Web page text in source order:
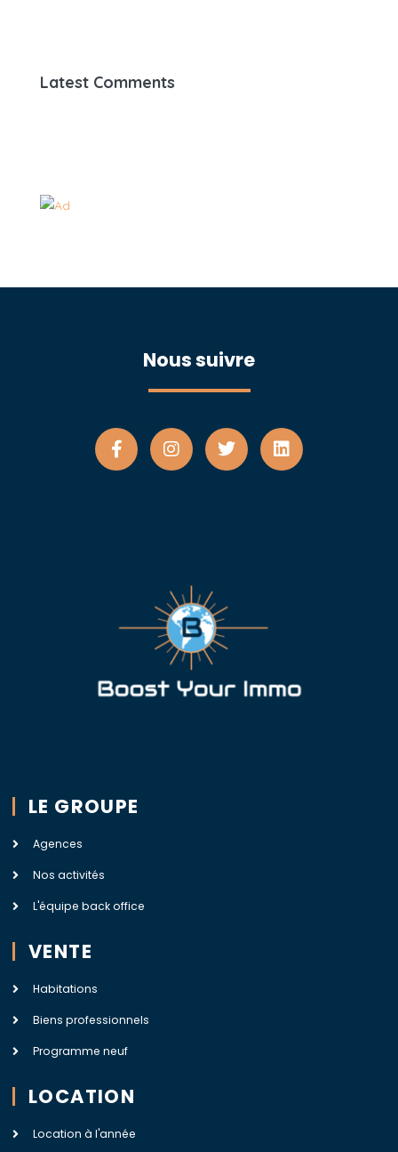
Latest Comments
Nous suivre
LE GROUPE
Agences
Nos activités
L'équipe back office
VENTE
Habitations
Biens professionnels
Programme neuf
LOCATION
Location à l'année